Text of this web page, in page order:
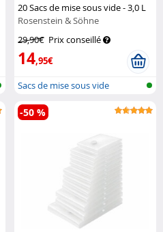
20 Sacs de mise sous vide - 3,0 L
Rosenstein & Söhne
29,90€ Prix conseillé
14,95€
Sacs de mise sous vide
-50 %